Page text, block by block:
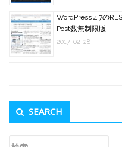
WordPress 4.7の
Post数無制限版
2017-02-28
Secondary
Sidebar
SEARCH
検